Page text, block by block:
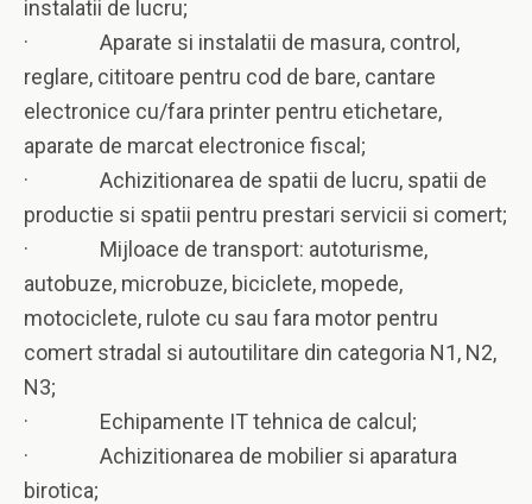
instalatii de lucru;
· Aparate si instalatii de masura, control,
reglare, cititoare pentru cod de bare, cantare
electronice cu/fara printer pentru etichetare,
aparate de marcat electronice fiscal;
· Achizitionarea de spatii de lucru, spatii de
productie si spatii pentru prestari servicii si comert;
· Mijloace de transport: autoturisme,
autobuze, microbuze, biciclete, mopede,
motociclete, rulote cu sau fara motor pentru
comert stradal si autoutilitare din categoria N1, N2,
N3;
· Echipamente IT tehnica de calcul;
· Achizitionarea de mobilier si aparatura
birotica;